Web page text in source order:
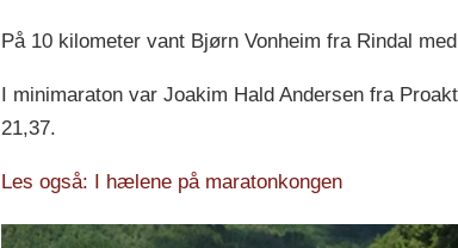
På 10 kilometer vant Bjørn Vonheim fra Rindal
I minimaraton var Joakim Hald Andersen fra
21,37.
Les også: I hælene på maratonkongen